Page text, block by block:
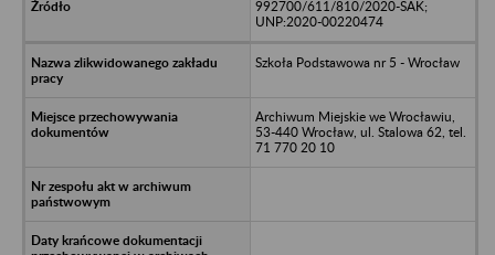
992700/611/810/2020-SAK;
UNP:2020-00220474
Szkoła Podstawowa nr 5 - Wrocław
Archiwum Miejskie we Wrocławiu,
53-440 Wrocław, ul. Stalowa 62, tel.
71 770 20 10